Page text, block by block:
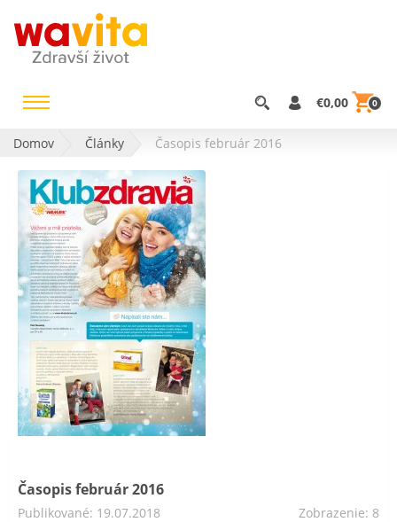
€0,00 0
Domov Články Časopis február 2016
Časopis február 2016
Publikované: 19.07.2018 Zobrazenie: 8